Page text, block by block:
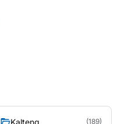
Kalteng (189)